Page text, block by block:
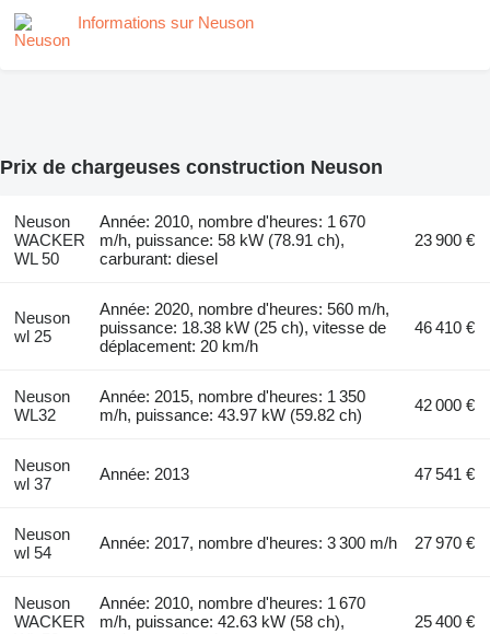
Informations sur Neuson
Prix de chargeuses construction Neuson
Neuson
WACKER
WL 50
Année: 2010, nombre d'heures: 1 670
m/h, puissance: 58 kW (78.91 ch),
carburant: diesel
23 900 €
Neuson
wl 25
Année: 2020, nombre d'heures: 560 m/h,
puissance: 18.38 kW (25 ch), vitesse de
déplacement: 20 km/h
46 410 €
Neuson
WL32
Année: 2015, nombre d'heures: 1 350
m/h, puissance: 43.97 kW (59.82 ch)
42 000 €
Neuson
wl 37
Année: 2013 47 541 €
Neuson
wl 54
Année: 2017, nombre d'heures: 3 300 m/h 27 970 €
Neuson
WACKER
Année: 2010, nombre d'heures: 1 670
m/h, puissance: 42.63 kW (58 ch),
25 400 €